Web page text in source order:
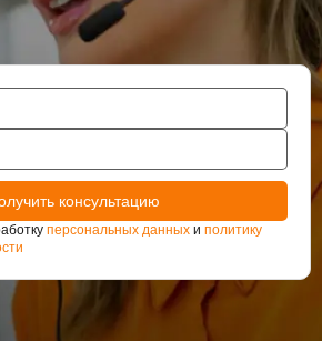
персональных данных и политику